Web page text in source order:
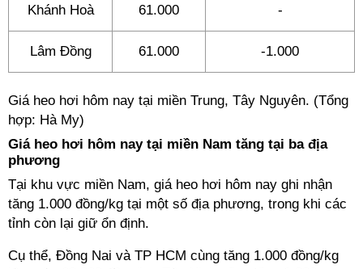
Khánh Hoà 61.000 -
Lâm Đồng 61.000 -1.000
Giá heo hơi hôm nay tại miền Trung, Tây Nguyên. (Tổng
hợp: Hà My)
Giá heo hơi hôm nay tại miền Nam tăng tại ba địa
phương
Tại khu vực miền Nam, giá heo hơi hôm nay ghi nhận
tăng 1.000 đồng/kg tại một số địa phương, trong khi các
tỉnh còn lại giữ ổn định.
Cụ thể, Đồng Nai và TP HCM cùng tăng 1.000 đồng/kg